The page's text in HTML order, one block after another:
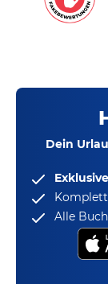
Dein
Alle